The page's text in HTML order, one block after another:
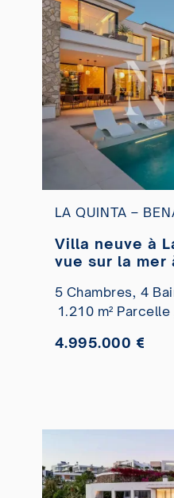
LA QUINTA –
Villa neuve à
vue sur la mer
5 Chambres, 4
1.210 m² Parcelle
4.995.000 €